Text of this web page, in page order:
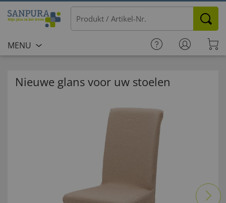
MENU
Nieuwe glans voor uw stoelen